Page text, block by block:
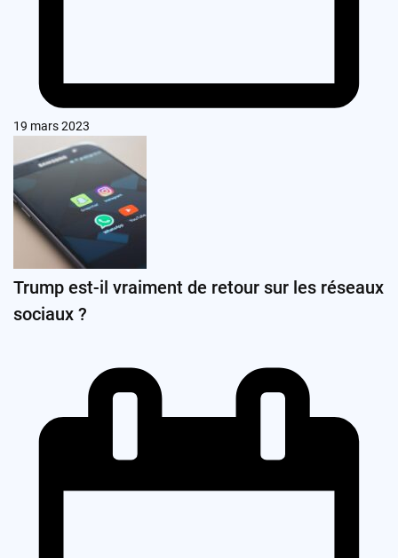
19 mars 2023
Trump est-il vraiment de retour sur les réseaux
sociaux ?